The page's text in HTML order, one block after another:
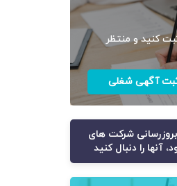
کنید و منتظر
آگهی شغلی
بروزرسانی شرکت های
آنها را دنبال کنید